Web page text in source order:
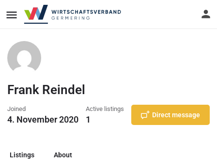
Frank Reindel
Joined
4. November 2020
Active listings
1 Direct message
Listings About